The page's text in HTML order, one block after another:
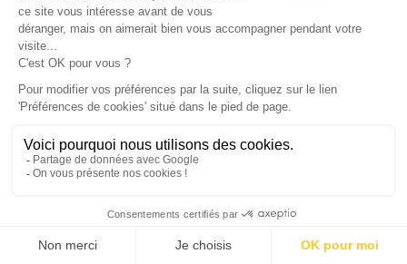
Accède à la fiche pour obtenir toutes les informations
dont tu as besoin pour réussir ton orientation en cliquant
sur le bouton ci-dessous.
Bac+5 Voir la fiche
Faculté des lettres, sciences du
Master Arts, lettres, langues mention